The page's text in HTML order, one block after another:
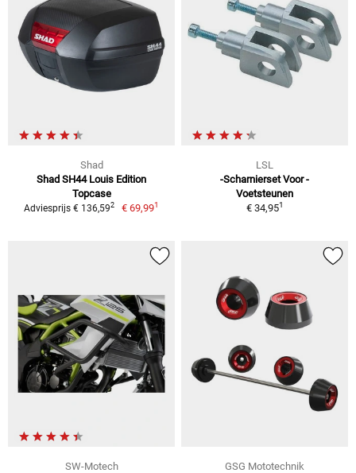
Shad
Shad SH44 Louis Edition
Topcase
Adviesprijs € 136,592 € 69,991
LSL
-Scharnierset Voor -
Voetsteunen
€ 34,951
SW-Motech
GSG Mototechnik